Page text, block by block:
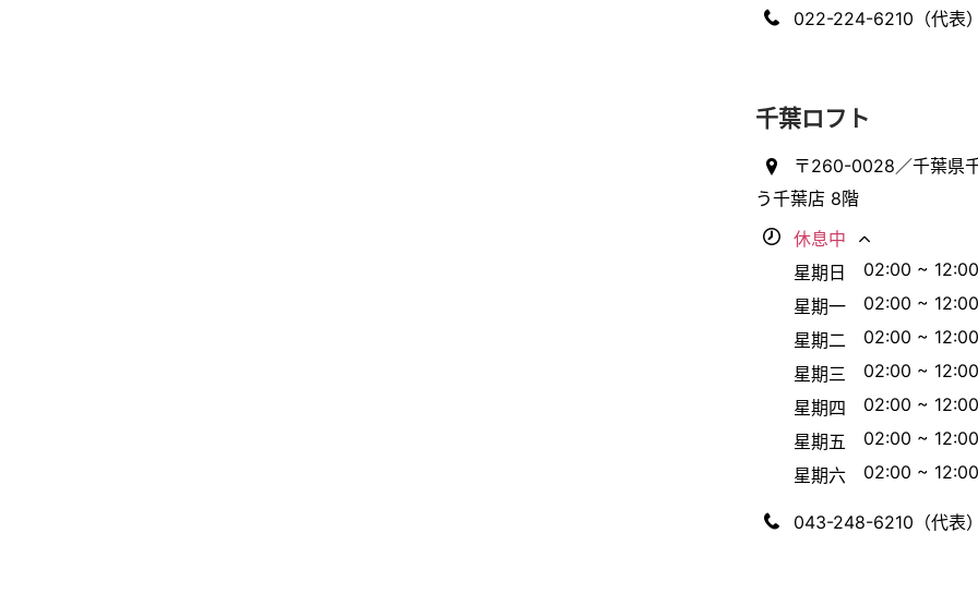
022-224-6210（代表）
千葉ロフト
〒260-0028／千葉県
う千葉店 8階
休息中
星期日
02:00 ~ 12:00
星期一
02:00 ~ 12:00
星期二
02:00 ~ 12:00
星期三
02:00 ~ 12:00
星期四
02:00 ~ 12:00
星期五
02:00 ~ 12:00
星期六
02:00 ~ 12:00
043-248-6210（代表）